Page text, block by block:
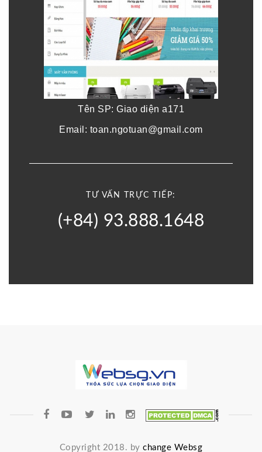
Tên SP: Giao diện a171
Email: toan.ngotuan@gmail.com
TƯ VẤN TRỰC TIẾP:
(+84) 93.888.1648
Copyright 2018. bychange Websg